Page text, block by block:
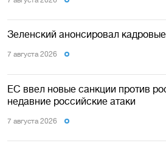
Зеленский анонсировал
7 августа 2026
ЕС ввел новые санкции против
недавние российские атаки
7 августа 2026